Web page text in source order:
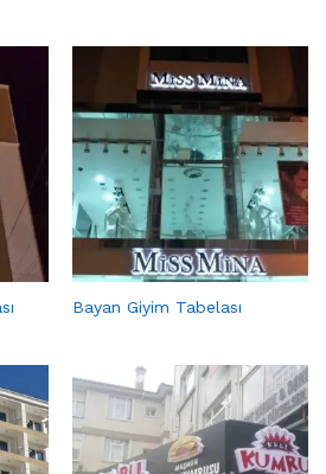
Bayan Giyim Tabelası